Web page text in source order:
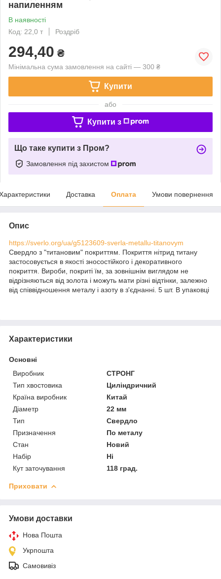
напиленням
В наявності
Код: 22,0 т
Роздріб
294,40 ₴
Мінімальна сума замовлення на сайті — 300 ₴
Купити
або
Купити з
Що таке купити з Пром?
Замовлення під захистом
Доставка Оплата Умови повернення
Опис
https://sverlo.org/ua/g5123609-sverla-metallu-titanovym
Свердло з "титановим" покриттям. Покриття нітрид титану
застосовується в якості зносостійкого і декоративного
покриття. Вироби, покриті їм, за зовнішнім виглядом не
відрізняються від золота і можуть мати різні відтінки, залежно
від співвідношення металу і азоту в з'єднанні. 5 шт. В упаковці
Характеристики
Основні
Виробник
СТРОНГ
Тип хвостовика
Циліндричний
Країна виробник
Китай
Діаметр
22 мм
Тип
Свердло
Призначення
По металу
Стан
Новий
Набір
Ні
Кут заточування
118 град.
Приховати
Умови доставки
Нова Пошта
Укрпошта
Самовивіз